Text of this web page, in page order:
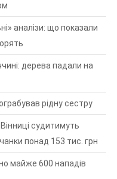
аналізи: що показали
дерева падали на
рідну сестру
судитимуть
понад 153 тис. грн
майже 600 нападів